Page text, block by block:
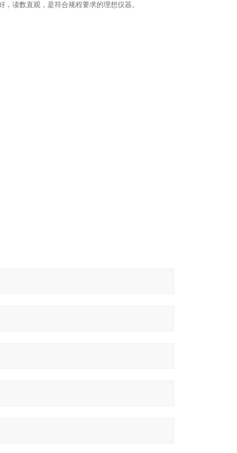
读数直观，是符合规程要求的理想仪器。